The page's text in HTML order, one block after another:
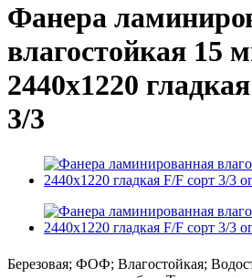
Фанера
влагостойкая 15
2440х1220
3/3
Березовая; ФОФ; Влагостойкая;